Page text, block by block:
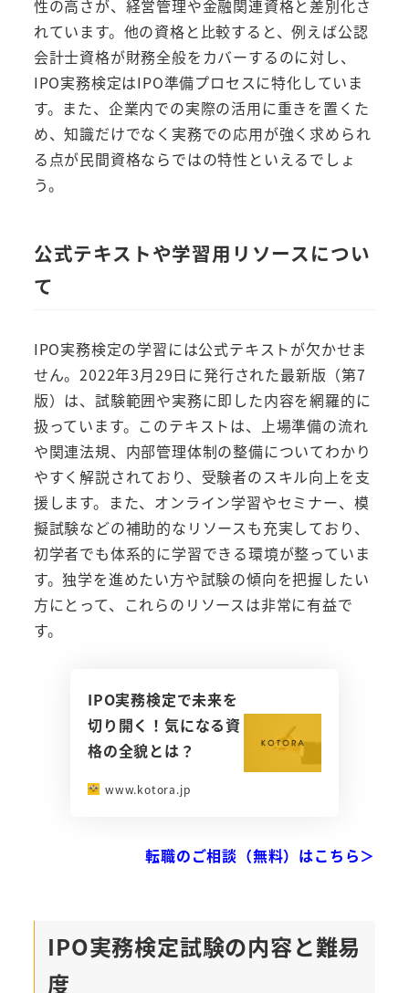
性の高さが、経営管理や金融関連資格と差別化さ
れています。他の資格と比較すると、例えば公認
会計士資格が財務全般をカバーするのに対し、
IPO実務検定はIPO準備プロセスに特化していま
す。また、企業内での実際の活用に重きを置くた
め、知識だけでなく実務での応用が強く求められ
る点が民間資格ならではの特性といえるでしょ
う。
公式テキストや学習用リソースについ
て
IPO実務検定の学習には公式テキストが欠かせま
せん。2022年3月29日に発行された最新版（第7
版）は、試験範囲や実務に即した内容を網羅的に
扱っています。このテキストは、上場準備の流れ
や関連法規、内部管理体制の整備についてわかり
やすく解説されており、受験者のスキル向上を支
援します。また、オンライン学習やセミナー、模
擬試験などの補助的なリソースも充実しており、
初学者でも体系的に学習できる環境が整っていま
す。独学を進めたい方や試験の傾向を把握したい
方にとって、これらのリソースは非常に有益で
す。
IPO実務検定で未来を
切り開く！気になる資
格の全貌とは？
www.kotora.jp
転職のご相談（無料）はこちら＞
IPO実務検定試験の内容と難易
度